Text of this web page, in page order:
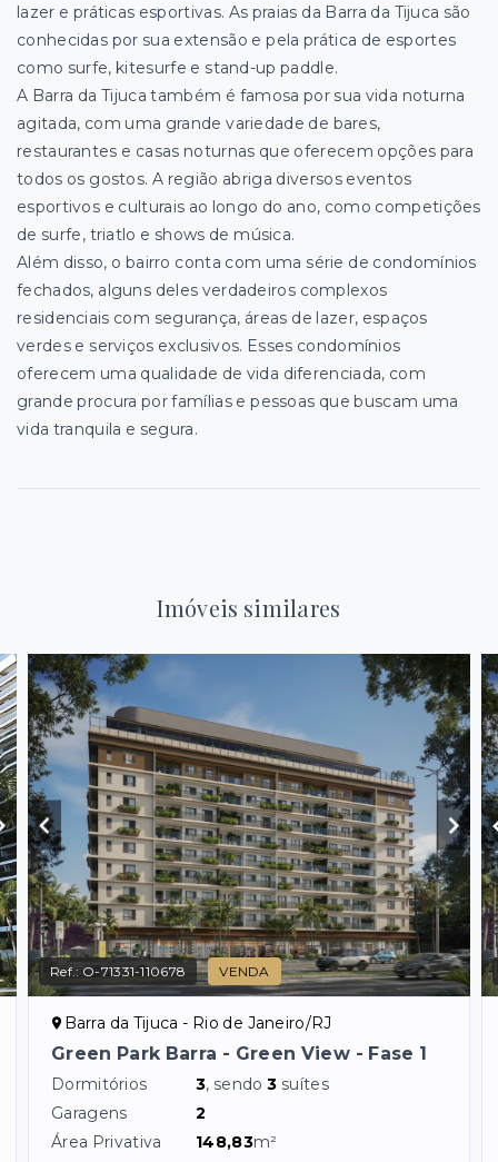
lazer e práticas esportivas. As praias da Barra da Tijuca são
conhecidas por sua extensão e pela prática de esportes
como surfe, kitesurfe e stand-up paddle.
A Barra da Tijuca também é famosa por sua vida noturna
agitada, com uma grande variedade de bares,
restaurantes e casas noturnas que oferecem opções para
todos os gostos. A região abriga diversos eventos
esportivos e culturais ao longo do ano, como competições
de surfe, triatlo e shows de música.
Além disso, o bairro conta com uma série de condomínios
fechados, alguns deles verdadeiros complexos
residenciais com segurança, áreas de lazer, espaços
verdes e serviços exclusivos. Esses condomínios
oferecem uma qualidade de vida diferenciada, com
grande procura por famílias e pessoas que buscam uma
vida tranquila e segura.
Imóveis similares
Ref.: O-71331-110678 VENDA
Barra da Tijuca - Rio de Janeiro/RJ
Green Park Barra - Green View - Fase 1
Dormitórios 3, sendo3 suítes
Garagens
2
Área Privativa
148,83m²